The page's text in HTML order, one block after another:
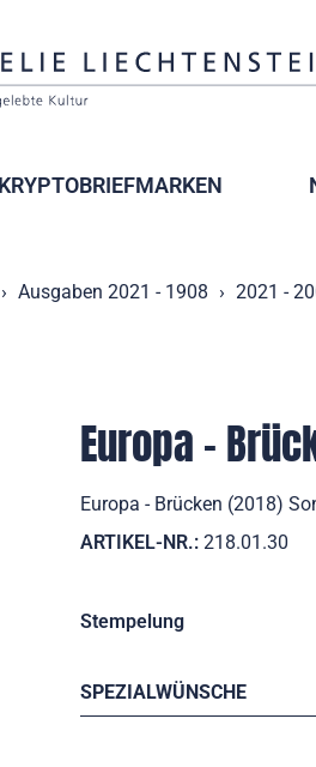
KRYPTOBRIEFMARKEN
Ausgaben 2021 - 1908 2021 -
Europa -
Europa - Brücken (2018)
ARTIKEL-NR.: 218.01.30
Stempelung
SPEZIALWÜNSCHE